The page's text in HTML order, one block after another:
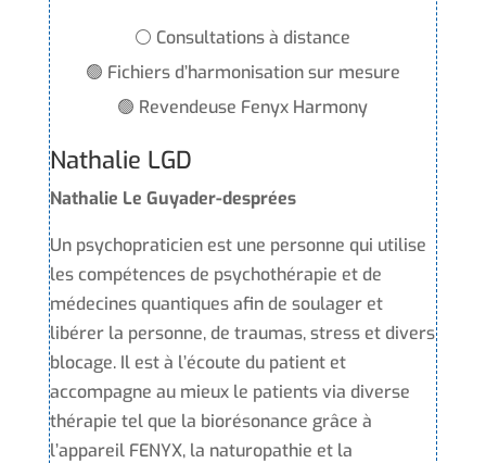
⚪ Consultations à distance
🟢 Fichiers d’harmonisation sur mesure
🟢 Revendeuse Fenyx Harmony
Nathalie LGD
Nathalie Le Guyader-desprées
Un psychopraticien est une personne qui utilise
les compétences de psychothérapie et de
médecines quantiques afin de soulager et
libérer la personne, de traumas, stress et divers
blocage. Il est à l’écoute du patient et
accompagne au mieux le patients via diverse
thérapie tel que la biorésonance grâce à
l’appareil FENYX, la naturopathie et la